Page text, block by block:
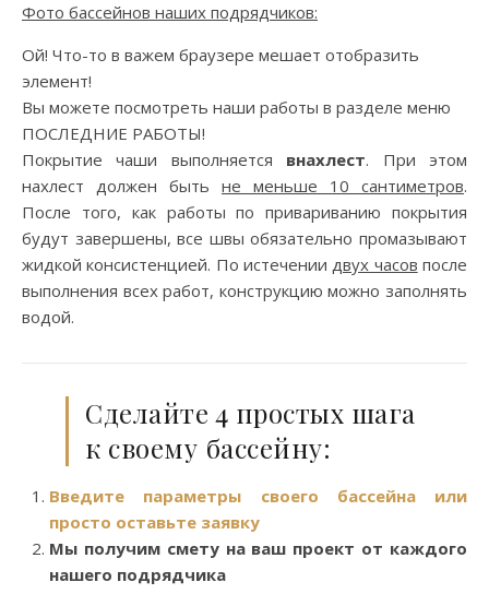
Фото бассейнов наших подрядчиков:
Ой! Что-то в важем браузере мешает отобразить
элемент!
Вы можете посмотреть наши работы в разделе меню
ПОСЛЕДНИЕ РАБОТЫ!
Покрытие чаши выполняется внахлест. При этом
нахлест должен быть не меньше 10 сантиметров.
После того, как работы по привариванию покрытия
будут завершены, все швы обязательно промазывают
жидкой консистенцией. По истечениидвух часов после
выполнения всех работ, конструкцию можно заполнять
водой.
Сделайте 4 простых шага
к своему бассейну:
Введите параметры своего бассейна или
просто оставьте заявку
Мы получим смету на ваш проект от каждого
нашего подрядчика